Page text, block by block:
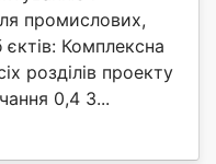
промислових,
Комплексна
розділів проекту
0,4 3...